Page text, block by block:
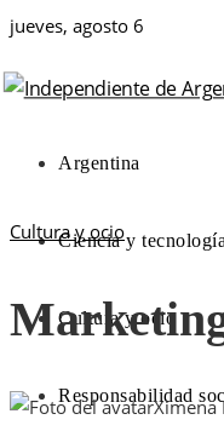
jueves, agosto 6
Argentina
Ciencia y tecnología
Cultura y ocio
Responsabilidad
Cultura y ocio
Ximena